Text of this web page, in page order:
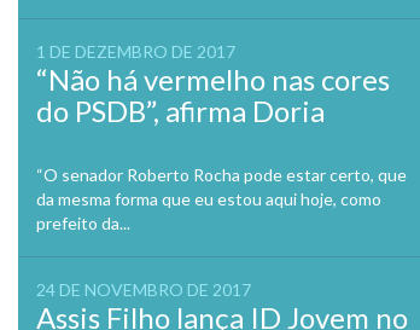
1 DE DEZEMBRO DE 2017
“Não há vermelho nas cores
do PSDB”, afirma Doria
“O senador Roberto Rocha pode estar certo, que
da mesma forma que eu estou aqui hoje, como
prefeito da...
24 DE NOVEMBRO DE 2017
Assis Filho lança ID Jovem no